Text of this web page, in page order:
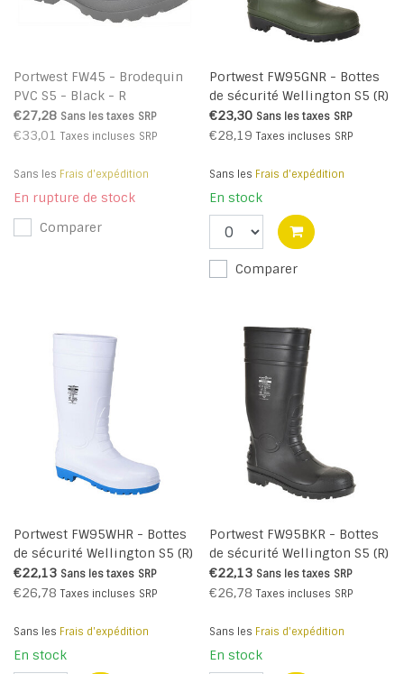
Portwest FW45 - Brodequin
PVC S5 - Black - R
€27,28 Sans les taxes SRP
€33,01 Taxes incluses SRP
Sans les Frais d'expédition
En rupture de stock
Comparer
Portwest FW95GNR - Bottes
de sécurité Wellington S5 (R)
€23,30 Sans les taxes SRP
€28,19 Taxes incluses SRP
Sans les Frais d'expédition
En stock
Comparer
Portwest FW95WHR - Bottes
de sécurité Wellington S5 (R)
€22,13 Sans les taxes SRP
€26,78 Taxes incluses SRP
Sans les Frais d'expédition
En stock
Portwest FW95BKR - Bottes
de sécurité Wellington S5 (R)
€22,13 Sans les taxes SRP
€26,78 Taxes incluses SRP
Sans les Frais d'expédition
En stock